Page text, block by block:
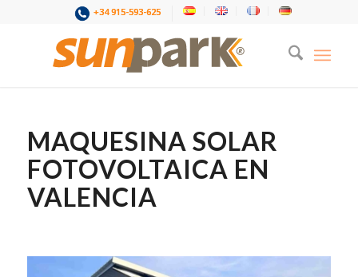
+34 915-593-625
MAQUESINA SOLAR
FOTOVOLTAICA EN
VALENCIA